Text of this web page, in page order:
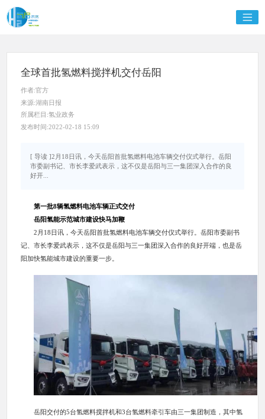
全球首批氢燃料搅拌机交付岳阳
作者:官方
来源:湖南日报
所属栏目:氢业政务
发布时间:2022-02-18 15:09
[ 导读 ]2月18日讯，今天岳阳首批氢燃料电池车辆交付仪式举行。岳阳
市委副书记、市长李爱武表示，这不仅是岳阳与三一集团深入合作的良
好开...
第一批8辆氢燃料电池车辆正式交付
岳阳氢能示范城市建设快马加鞭
2月18日讯，今天岳阳首批氢燃料电池车辆交付仪式举行。岳阳市委副书
记、市长李爱武表示，这不仅是岳阳与三一集团深入合作的良好开端，也是岳
阳加快氢能城市建设的重要一步。
岳阳交付的5台氢燃料搅拌机和3台氢燃料牵引车由三一集团制造，其中氢